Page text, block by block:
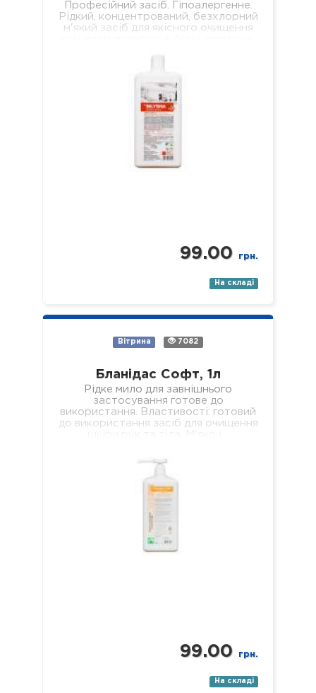
Професійний засіб. Гіпоалергенне.
Рідкий, концентрований, безхлорний
м'який засіб для якісного очищення
99.00 грн.
На складі
Вітрина 7082
Бланідас Софт, 1л
Рідке мило для завнішнього
застосування готове до
використання. Властивості: готовий
до використання засіб для очищення
99.00 грн.
На складі